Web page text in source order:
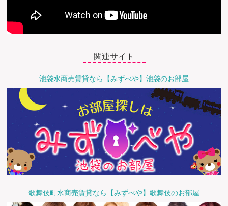
関連サイト
池袋水商売賃貸なら【みずべや】池袋のお部屋
歌舞伎町水商売賃貸なら【みずべや】歌舞伎のお部屋